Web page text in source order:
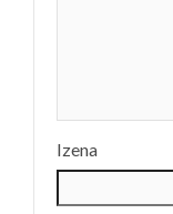
Izena